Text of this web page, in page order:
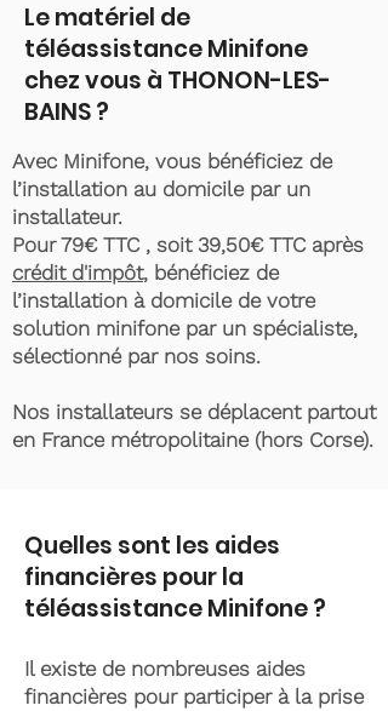
Le matériel de
téléassistance Minifone
chez vous à THONON-LES-
BAINS ?
Avec Minifone, vous bénéficiez de
l’installation au domicile par un
installateur.
Pour 79€ TTC , soit 39,50€ TTC après
crédit d'impôt, bénéficiez de
l’installation à domicile de votre
solution minifone par un spécialiste,
sélectionné par nos soins.
Nos installateurs se déplacent partout
en France métropolitaine (hors Corse).
Quelles sont les aides
financières pour la
téléassistance Minifone ?
Il existe de nombreuses aides
financières pour participer à la prise